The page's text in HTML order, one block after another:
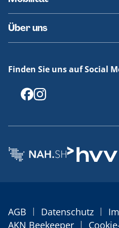
Fundsachen
Häufige Fragen
Barrierefreies Reisen
Erklärung Barrierefreiheit
Über uns
Offenlegungen
Finden Sie uns auf Social
AGB | Datenschutz |
AKN Beekeeper |